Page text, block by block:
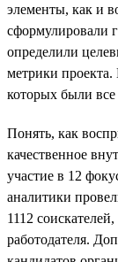
элементы, как и
сформулировали
определили
метрики проекта.
которых были
Понять, как
качественное
участие в 12
аналитики
1112
работодателя.